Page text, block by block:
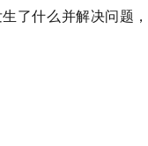
了什么并解决问题